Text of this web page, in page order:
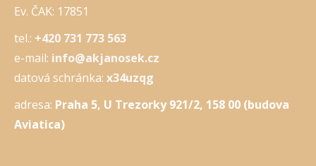
Ev. ČAK: 17851
tel.: +420 731 773 563
e-mail: info@akjanosek.cz
datová schránka: x34uzqg
adresa: Praha 5, U Trezorky 921/2, 158 00 (budova
Aviatica)